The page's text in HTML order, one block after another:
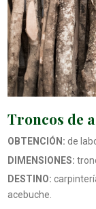
Troncos de
OBTENCIÓN: de
DIMENSIONES:
DESTINO:
acebuche.